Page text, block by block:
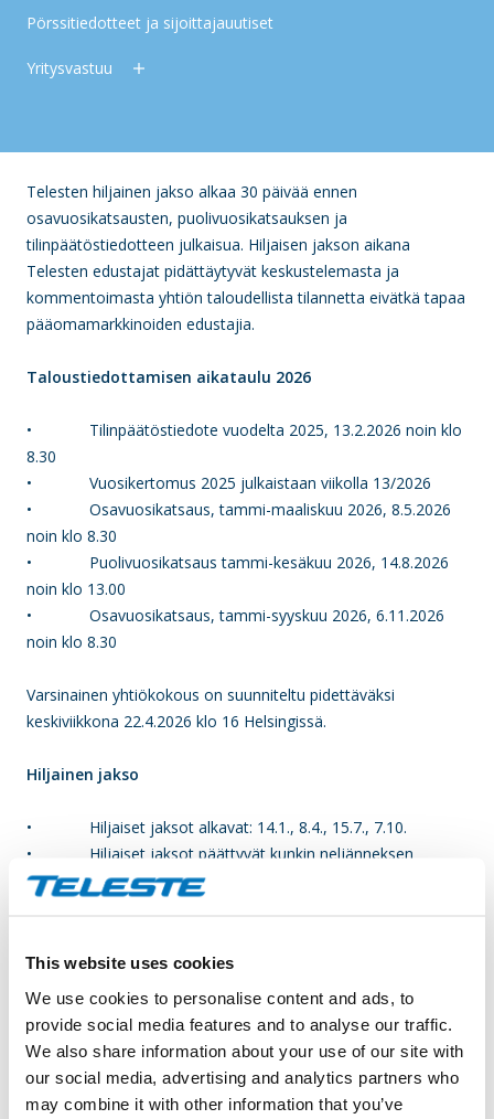
This website uses cookies
We use cookies to personalise content and ads, to
provide social media features and to analyse our traffic.
We also share information about your use of our site with
our social media, advertising and analytics partners who
may combine it with other information that you’ve
Pörssitiedotteet ja sijoittajauutiset
Yritysvastuu
Telesten hiljainen jakso alkaa 30 päivää ennen
osavuosikatsausten, puolivuosikatsauksen ja
tilinpäätöstiedotteen julkaisua. Hiljaisen jakson aikana
Telesten edustajat pidättäytyvät keskustelemasta ja
kommentoimasta yhtiön taloudellista tilannetta eivätkä tapaa
pääomamarkkinoiden edustajia.
Taloustiedottamisen aikataulu 2026
• Tilinpäätöstiedote vuodelta 2025, 13.2.2026 noin klo
8.30
• Vuosikertomus 2025 julkaistaan viikolla 13/2026
• Osavuosikatsaus, tammi-maaliskuu 2026, 8.5.2026
noin klo 8.30
• Puolivuosikatsaus tammi-kesäkuu 2026, 14.8.2026
noin klo 13.00
• Osavuosikatsaus, tammi-syyskuu 2026, 6.11.2026
noin klo 8.30
Varsinainen yhtiökokous on suunniteltu pidettäväksi
keskiviikkona 22.4.2026 klo 16 Helsingissä.
Hiljainen jakso
• Hiljaiset jaksot alkavat: 14.1., 8.4., 15.7., 7.10.
• Hiljaiset jaksot päättyvät kunkin neljänneksen
tuloksen julkistamiseen.